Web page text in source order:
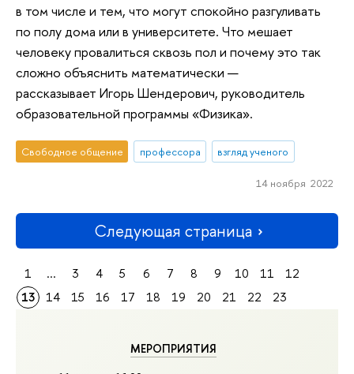
МЕРОПРИЯТИЯ
в том числе и тем, что могут спокойно разгуливать
по полу дома или в университете. Что мешает
человеку провалиться сквозь пол и почему это так
сложно объяснить математически —
рассказывает Игорь Шендерович, руководитель
образовательной программы «Физика».
Свободное общение профессора взгляд ученого
14 ноября 2022
Следующая страница
1 ... 3 4 5 6 7 8 9 10 11
12
13
14 15 16 17 18 19 20 21 22 23